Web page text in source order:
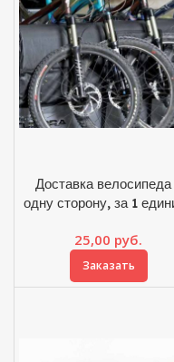
Доставка велосипеда
одну сторону, за 1
25,00 руб.
Заказать